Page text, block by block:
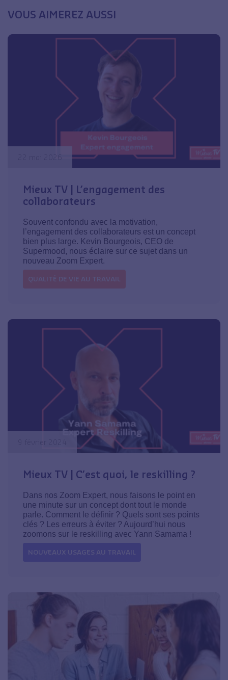
VOUS AIMEREZ AUSSI
22 mai 2026
Mieux TV | L’engagement des
collaborateurs
Souvent confondu avec la motivation,
l’engagement des collaborateurs est un concept
bien plus large. Kevin Bourgeois, CEO de
Supermood, nous éclaire sur ce sujet dans un
nouveau Zoom Expert.
QUALITÉ DE VIE AU TRAVAIL
Mieux TV | C’est quoi, le reskilling ?
Dans nos Zoom Expert, nous faisons le point en
une minute sur un concept dont tout le monde
parle. Comment le définir ? Quels sont ses points
clés ? Les erreurs à éviter ? Aujourd’hui nous
zoomons sur le reskilling avec Yann Samama !
NOUVEAUX USAGES AU TRAVAIL